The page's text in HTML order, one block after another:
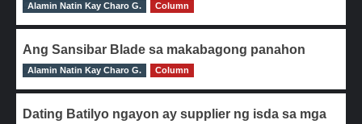
0
Alamin Natin Kay Charo G. Column
Ang Sansibar Blade sa makabagong panahon
0
Alamin Natin Kay Charo G. Column
Dating Batilyo ngayon ay supplier ng isda sa mga